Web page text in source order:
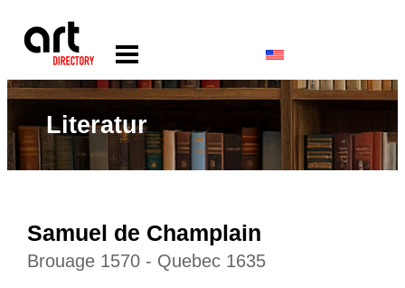
Literatur
Samuel de Champlain
Brouage 1570 - Quebec 1635